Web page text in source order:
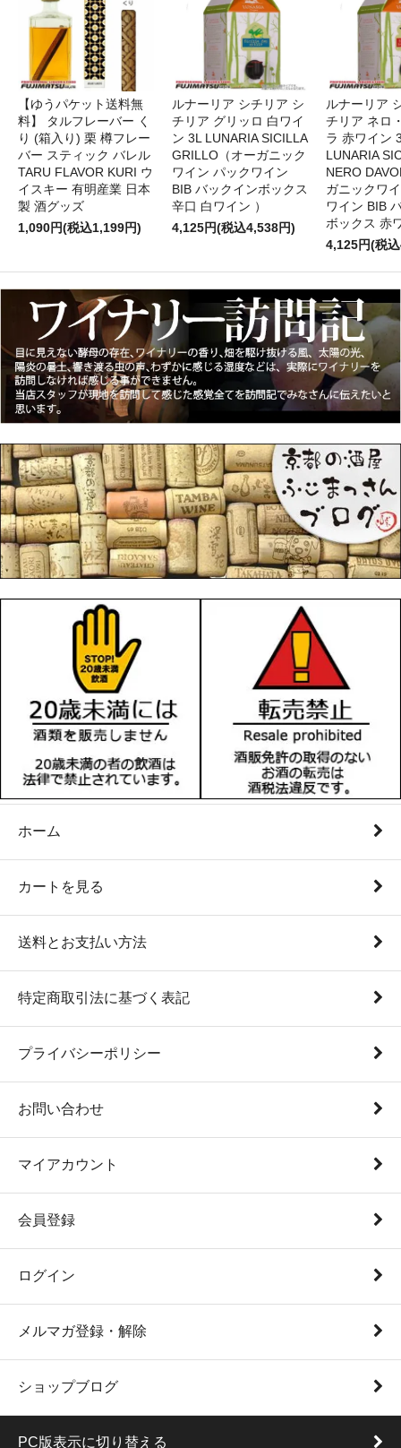
【ゆうパケット送料無
料】 タルフレーバー く
り (箱入り) 栗 樽フレー
バー スティック バレル
TARU FLAVOR KURI ウ
イスキー 有明産業 日本
製 酒グッズ
1,090円(税込1,199円)
ルナーリア シチリア シ
チリア グリッロ 白ワイ
ン 3L LUNARIA SICILLA
GRILLO（オーガニック
ワイン パックワイン
BIB バックインボックス
辛口 白ワイン ）
4,125円(税込4,538円)
ルナーリア
チリア ネロ
ラ 赤ワイ
LUNARIA
NERO
ガニックワ
ワイン BIB
ボックス 赤
4,125円(税
ホーム
カートを見る
送料とお支払い方法
特定商取引法に基づく表記
プライバシーポリシー
お問い合わせ
マイアカウント
会員登録
ログイン
メルマガ登録・解除
ショップブログ
PC版表示に切り替える